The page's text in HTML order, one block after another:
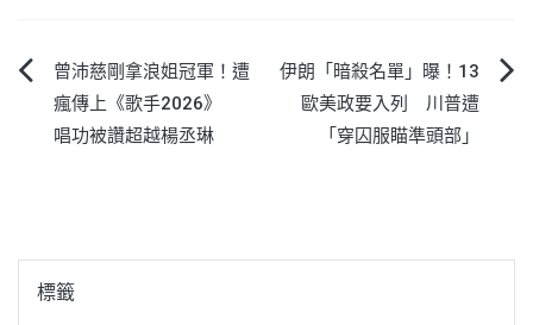
文
曾沛慈剛拿浪姐冠軍！遭
瘋傳上《歌手2026》
唱功被讚超越楊丞琳
伊朗「暗殺名單」曝！13
歐美政要入列 川普遭
「穿囚服瞄準頭部」
標籤